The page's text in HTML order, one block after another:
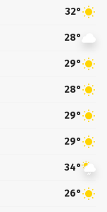
32°
28°
29°
28°
29°
29°
34°
26°